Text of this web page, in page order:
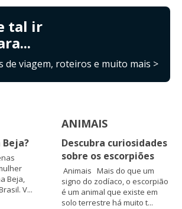
tal ir
de viagem, roteiros e muito mais >
Beja,
V...
ANIMAIS
Descubra curiosidades
sobre os escorpiões
Animais Mais do que um
signo do zodíaco, o escorpião
é um animal que existe em
solo terrestre há muito t...